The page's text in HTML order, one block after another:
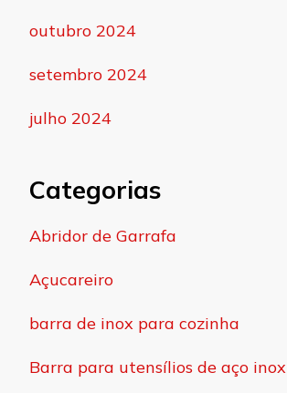
outubro 2024
setembro 2024
julho 2024
Categorias
Abridor de Garrafa
Açucareiro
barra de inox para cozinha
Barra para utensílios de aço inox